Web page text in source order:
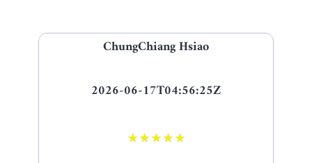
ChungChiang Hsiao
2026-06-17T04:56:25Z
★★★★★